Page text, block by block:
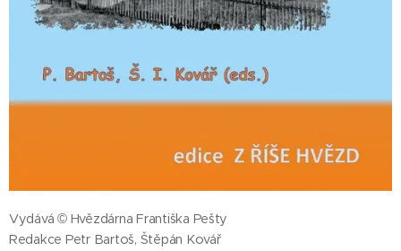
Vydává © Hvězdárna Františka Pešty
Redakce Petr Bartoš, Štěpán Kovář